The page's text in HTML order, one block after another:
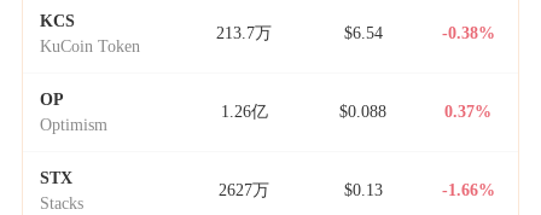
KCS
KuCoin Token
213.7万 $6.54 -0.38%
OP
Optimism
1.26亿 $0.088 0.37%
STX
Stacks
2627万 $0.13 -1.66%